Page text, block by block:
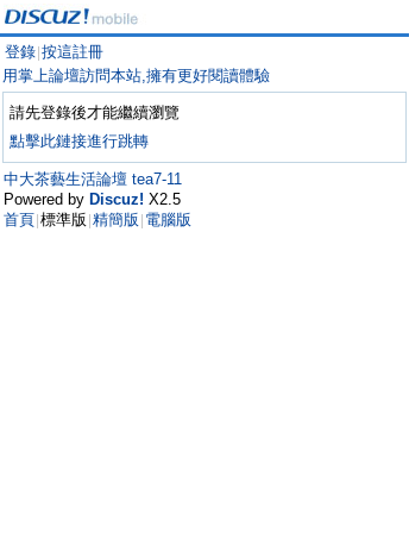
登錄 按這註冊
用掌上論壇訪問本站,擁有更好閱讀體驗
請先登錄後才能繼續瀏覽
點擊此鏈接進行跳轉
中大茶藝生活論壇 tea7-11
Powered by Discuz! X2.5
首頁 標準版 精簡版 電腦版